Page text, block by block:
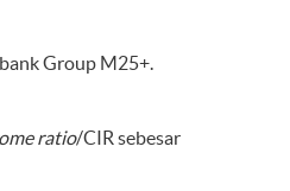
Group M25+.
ratio/CIR sebesar